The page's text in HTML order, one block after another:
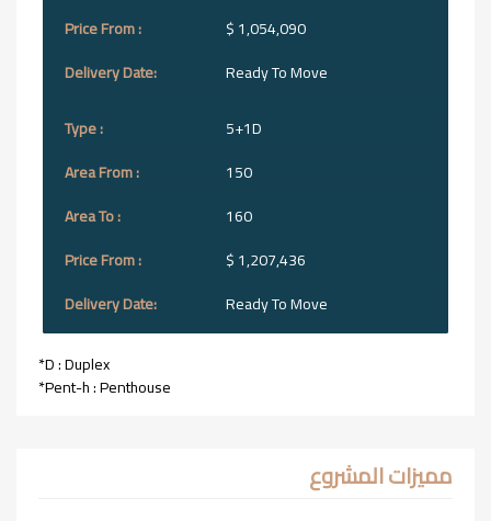
$ 1,054,090
Ready To Move
5+1D
150
160
$ 1,207,436
Ready To Move
*D : Duplex
*Pent-h : Penthouse
مميزات المشروع